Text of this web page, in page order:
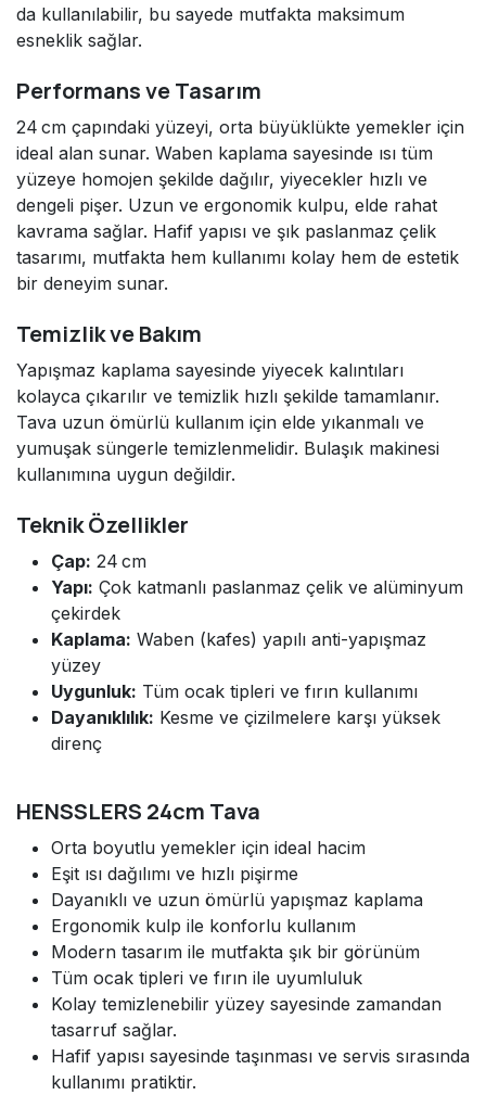
da kullanılabilir, bu sayede mutfakta maksimum
esneklik sağlar.
Performans ve Tasarım
24 cm çapındaki yüzeyi, orta büyüklükte yemekler için
ideal alan sunar. Waben kaplama sayesinde ısı tüm
yüzeye homojen şekilde dağılır, yiyecekler hızlı ve
dengeli pişer. Uzun ve ergonomik kulpu, elde rahat
kavrama sağlar. Hafif yapısı ve şık paslanmaz çelik
tasarımı, mutfakta hem kullanımı kolay hem de estetik
bir deneyim sunar.
Temizlik ve Bakım
Yapışmaz kaplama sayesinde yiyecek kalıntıları
kolayca çıkarılır ve temizlik hızlı şekilde tamamlanır.
Tava uzun ömürlü kullanım için elde yıkanmalı ve
yumuşak süngerle temizlenmelidir. Bulaşık makinesi
kullanımına uygun değildir.
Teknik Özellikler
Çap: 24 cm
Yapı: Çok katmanlı paslanmaz çelik ve alüminyum
çekirdek
Kaplama: Waben (kafes) yapılı anti-yapışmaz
yüzey
Uygunluk: Tüm ocak tipleri ve fırın kullanımı
Dayanıklılık: Kesme ve çizilmelere karşı yüksek
direnç
HENSSLERS 24cm Tava
Orta boyutlu yemekler için ideal hacim
Eşit ısı dağılımı ve hızlı pişirme
Dayanıklı ve uzun ömürlü yapışmaz kaplama
Ergonomik kulp ile konforlu kullanım
Modern tasarım ile mutfakta şık bir görünüm
Tüm ocak tipleri ve fırın ile uyumluluk
Kolay temizlenebilir yüzey sayesinde zamandan
tasarruf sağlar.
Hafif yapısı sayesinde taşınması ve servis sırasında
kullanımı pratiktir.